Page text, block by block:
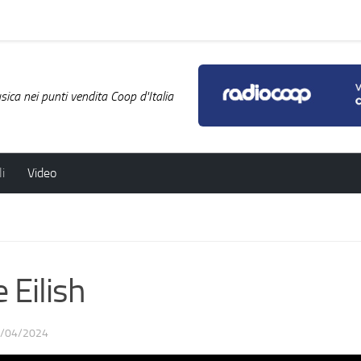
nei punti vendita Coop d'Italia
Video
Eilish
04/2024